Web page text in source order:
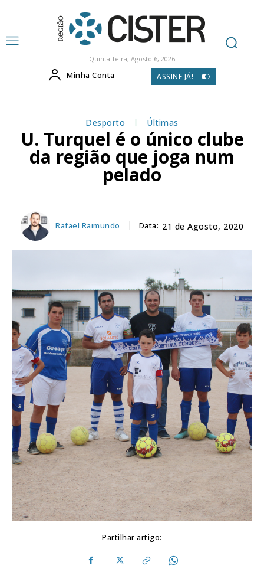
Quinta-feira, Agosto 6, 2026
Minha Conta ASSINE JÁ!
Desporto Últimas
U. Turquel é o único clube
da região que joga num
pelado
Rafael Raimundo Data: 21 de Agosto, 2020
Partilhar artigo: